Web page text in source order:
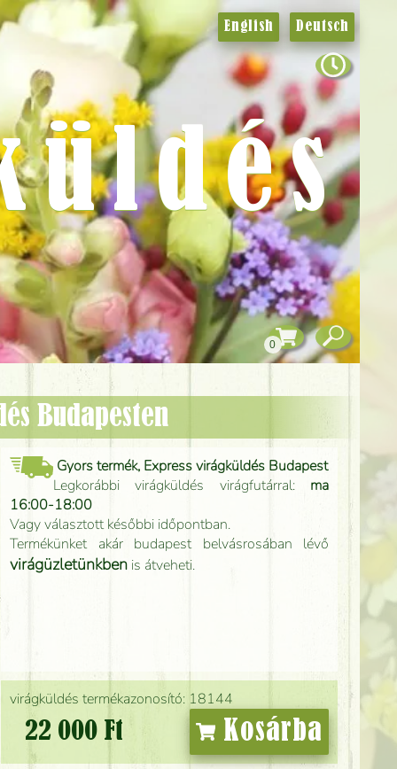
Budapesten
virágküldés termékazonosító: 18144
22 000 Ft Kosárba
Gyors termék, Express virágküldés Budapest
Legkorábbi virágküldés virágfutárral: ma
16:00-18:00
Vagy választott későbbi időpontban.
Termékünket akár budapest belvásrosában lévő
virágüzletünkben is átveheti.
English Deutsch
0